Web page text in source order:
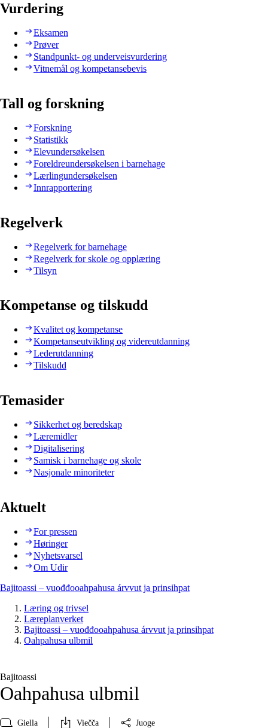
Vurdering
Eksamen
Prøver
Standpunkt- og underveisvurdering
Vitnemål og kompetansebevis
Tall og forskning
Forskning
Statistikk
Elevundersøkelsen
Foreldreundersøkelsen i barnehage
Lærlingundersøkelsen
Innrapportering
Regelverk
Regelverk for barnehage
Regelverk for skole og opplæring
Tilsyn
Kompetanse og tilskudd
Kvalitet og kompetanse
Kompetanseutvikling og videreutdanning
Lederutdanning
Tilskudd
Temasider
Sikkerhet og beredskap
Læremidler
Digitalisering
Samisk i barnehage og skole
Nasjonale minoriteter
Aktuelt
For pressen
Høringer
Nyhetsvarsel
Om Udir
Bajitoassi – vuođđooahpahusa árvvut ja prinsihpat
Læring og trivsel
Læreplanverket
Bajitoassi – vuođđooahpahusa árvvut ja prinsihpat
Oahpahusa ulbmil
Bajitoassi
Oahpahusa ulbmil
Giella Viečča Juoge